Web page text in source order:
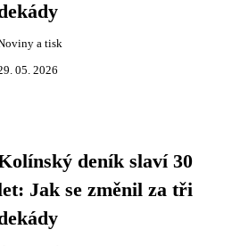
a tisk
05. 2026
deník slaví 30
Jak se změnil za tři